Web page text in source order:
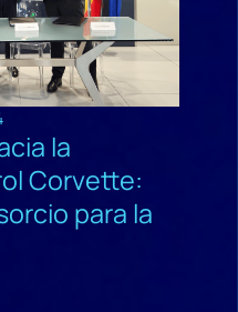
la
Corvette:
para la